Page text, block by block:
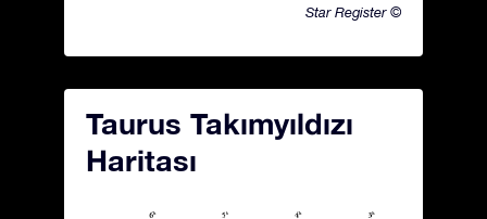
Star Register ©
Taurus Takımyıldızı
Haritası